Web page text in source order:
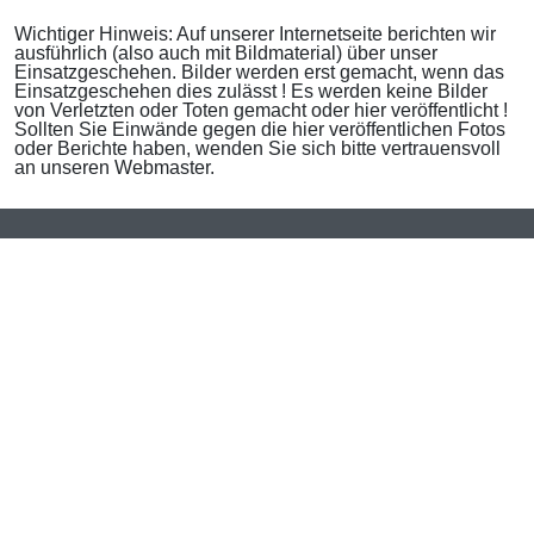
Wichtiger Hinweis: Auf unserer Internetseite berichten wir
ausführlich (also auch mit Bildmaterial) über unser
Einsatzgeschehen. Bilder werden erst gemacht, wenn das
Einsatzgeschehen dies zulässt ! Es werden keine Bilder
von Verletzten oder Toten gemacht oder hier veröffentlicht !
Sollten Sie Einwände gegen die hier veröffentlichen Fotos
oder Berichte haben, wenden Sie sich bitte vertrauensvoll
an unseren Webmaster.